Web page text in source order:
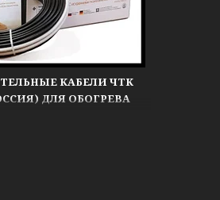
КАБЕЛИ ЧТК
ДЛЯ ОБОГРЕВА